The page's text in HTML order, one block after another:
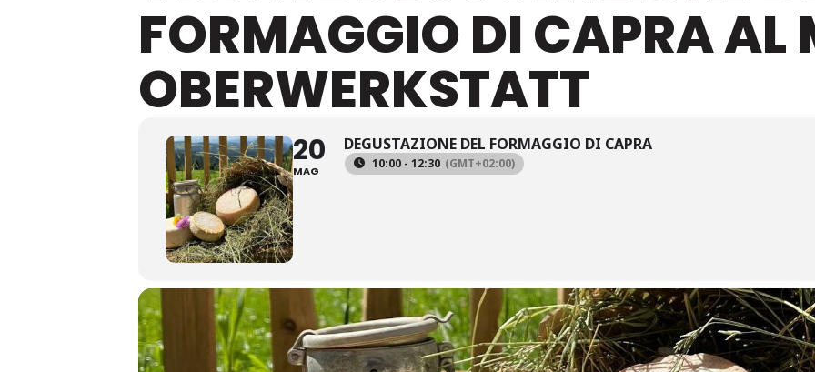
FORMAGGIO DI CAPRA AL
OBERWERKSTATT
20
MAG
DEGUSTAZIONE DEL FORMAGGIO DI CAPRA
10:00 - 12:30 (GMT+02:00)